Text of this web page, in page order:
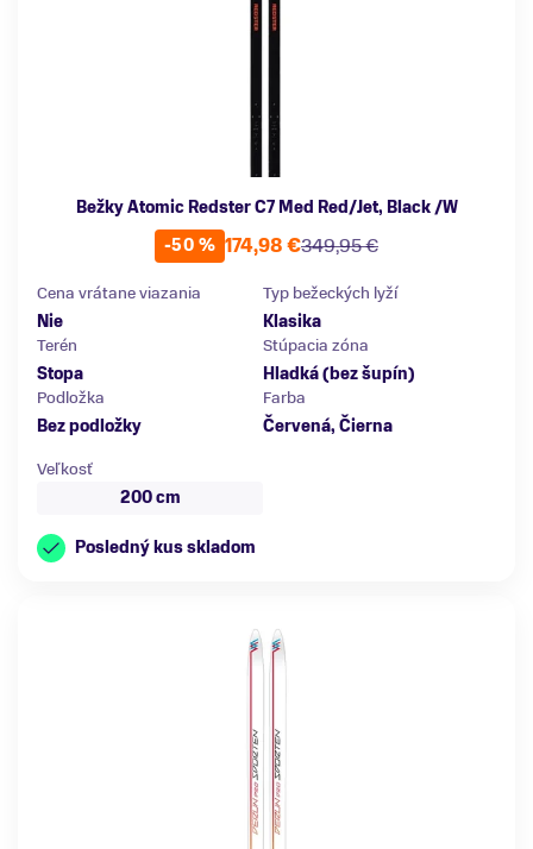
Bežky Atomic Redster C7 Med Red/Jet, Black /W
-50 %
349,95 €
174,98 €
Cena vrátane viazania
Nie
Typ bežeckých lyží
Klasika
Terén
Stopa
Stúpacia zóna
Hladká (bez šupín)
Podložka
Bez podložky
Farba
Červená, Čierna
Veľkosť
200 cm
Posledný kus skladom